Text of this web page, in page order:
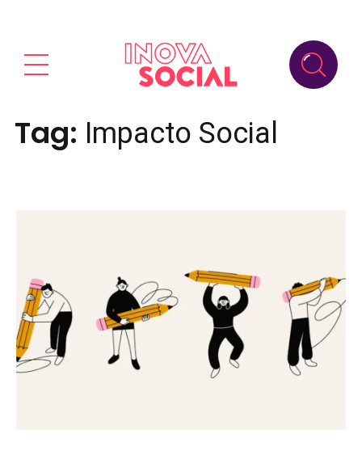
Tag: Impacto Social